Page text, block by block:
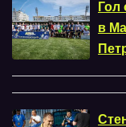
Гол
в